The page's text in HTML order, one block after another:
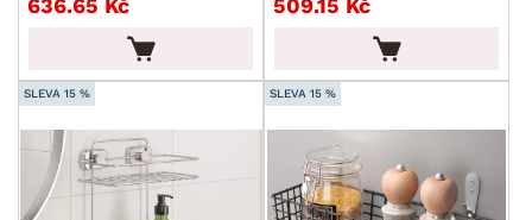
max.
min. cm max. cm
POVRCHOVÁ ÚPRAVA
STYL
SLEVA 15 % SLEVA 15 %